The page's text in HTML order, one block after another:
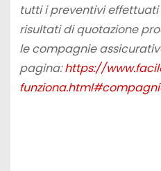
tutti i preventivi effettuati
risultati di quotazione
le compagnie
pagina:https://